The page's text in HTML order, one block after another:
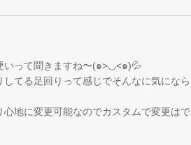
いって聞きますね〜(๑>◡<๑)💦
てる足回りって感じでそんなに気になら
地に変更可能なのでカスタムで変更はで